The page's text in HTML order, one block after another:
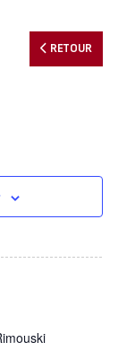
RETOUR